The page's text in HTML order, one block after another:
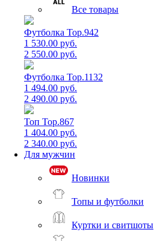
Все товары
Футболка Top.942
1 530.00 руб.
2 550.00 руб.
Футболка Top.1132
1 494.00 руб.
2 490.00 руб.
Топ Top.867
1 404.00 руб.
2 340.00 руб.
Для мужчин
Новинки
Топы и футболки
Куртки и свитшоты